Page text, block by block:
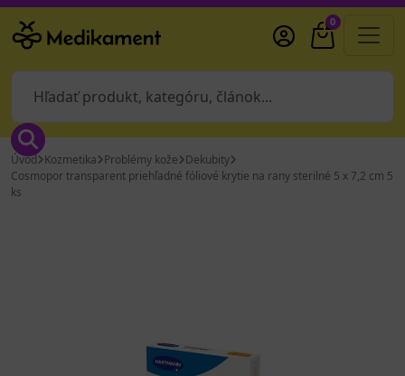
0
Úvod Kozmetika Problémy kože Dekubity
Cosmopor transparent priehľadné fóliové krytie na rany sterilné 5 x 7,2 cm 5
ks